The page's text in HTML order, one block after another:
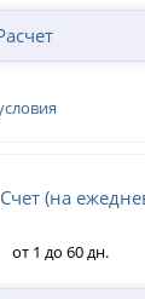
Счет (на
от 1 до 60 дн.